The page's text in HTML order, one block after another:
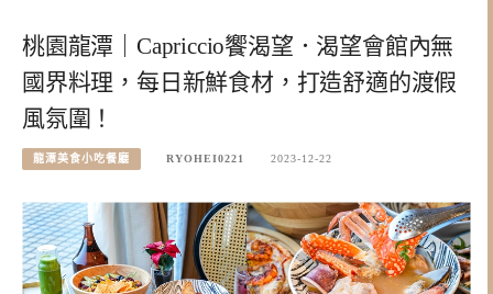
桃園龍潭｜Capriccio饗渴望．渴望會館內無
國界料理，每日新鮮食材，打造舒適的渡假
風氛圍！
龍潭美食小吃餐廳 RYOHEI0221 2023-12-22